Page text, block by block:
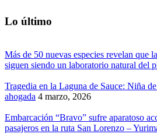
Lo último
Más de 50 nuevas especies revelan que
siguen siendo un laboratorio natural del
Tragedia en la Laguna de Sauce: Niña
ahogada 4 marzo, 2026
Embarcación “Bravo” sufre aparatoso
pasajeros en la ruta San Lorenzo –